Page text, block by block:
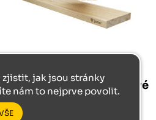
28/145/4500 terasové
prkno borovice
jemná/hladká A/B
jak jsou stránky
nám to nejprve povolit.